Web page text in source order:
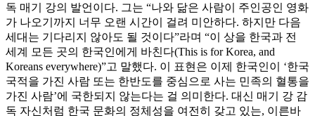
독 매기 강의 발언이다. 그는 “나와 닮은 사람이 주인공인 영화
가 나오기까지 너무 오랜 시간이 걸려 미안하다. 하지만 다음
세대는 기다리지 않아도 될 것이다”라며 “이 상을 한국과 전
세계 모든 곳의 한국인에게 바친다(This is for Korea, and
Koreans everywhere)”고 말했다. 이 표현은 이제 한국인이 ‘한국
국적을 가진 사람 또는 한반도를 중심으로 사는 민족의 혈통을
가진 사람’에 국한되지 않는다는 걸 의미한다. 대신 매기 강 감
독 자신처럼 한국 문화의 정체성을 여전히 갖고 있는, 이른바